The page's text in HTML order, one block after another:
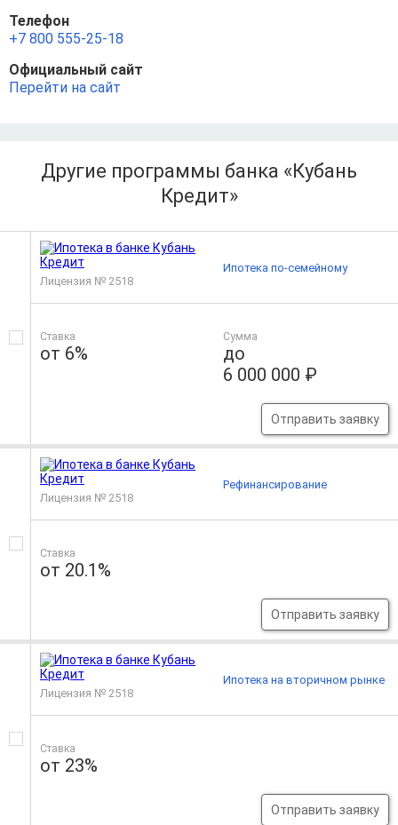
Телефон
+7 800 555-25-18
Официальный сайт
Перейти на сайт
Другие программы банка «Кубань
Кредит»
Лицензия № 2518
Ставка
от 6%
Сумма
до
6 000 000 ₽
Отправить заявку
Ипотека по-семейному
Лицензия № 2518
Ставка
от 20.1%
Отправить заявку
Рефинансирование
Лицензия № 2518
Ставка
от 23%
Отправить заявку
Ипотека на вторичном рынке